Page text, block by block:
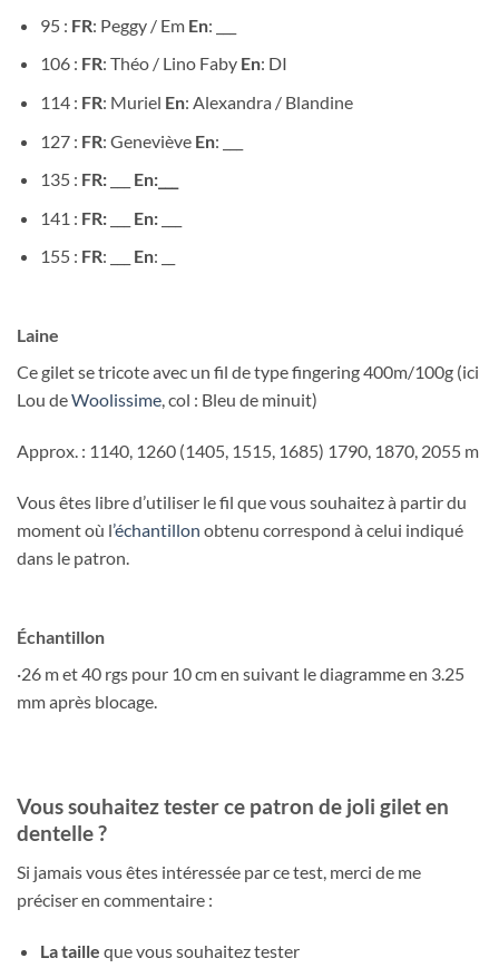
95 : FR: Peggy / Em En: ___
106 : FR: Théo / Lino Faby En: DI
114 : FR: Muriel En: Alexandra / Blandine
127 : FR: Geneviève En: ___
135 : FR:
En:___
141 : FR: En:___
155 : FR: ___ En: __
Laine
Ce gilet se tricote avec un fil de type fingering 400m/100g (ici
Lou deWoolissime, col : Bleu de minuit)
Approx. : 1140, 1260 (1405, 1515, 1685) 1790, 1870, 2055 m
Vous êtes libre d’utiliser le fil que vous souhaitez à partir du
moment où l’échantillon obtenu correspond à celui indiqué
dans le patron.
Échantillon
·26 m et 40 rgs pour 10 cm en suivant le diagramme en 3.25
mm après blocage.
Vous souhaitez tester ce patron de joli gilet en
dentelle ?
Si jamais vous êtes intéressée par ce test, merci de me
préciser en commentaire :
La taille que vous souhaitez tester